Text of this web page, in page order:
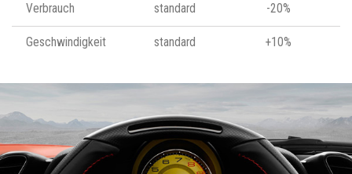
Verbrauch standard -20%
Geschwindigkeit standard +10%